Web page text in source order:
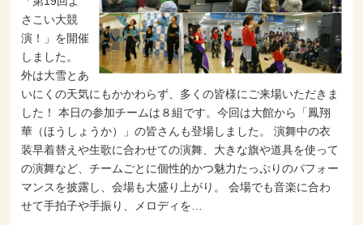
さこい大競
演！」を開催
しました。
外は大雪とあ
いにくの天気にもかかわらず、多くの皆様にご来場いただきま
した！ 本日の参加チームは８組です。今回は大館から「鳳翔
華（ほうしょうか）」の皆さんも登場しました。 演舞中の衣
装早着替えや生歌に合わせての演舞、大きな旗や道具を使って
の演舞など、チームごとに個性的かつ魅力たっぷりのパフォー
マンスを披露し、会場も大盛り上がり。 会場でも音楽に合わ
せて手拍子や手振り、メロディを…